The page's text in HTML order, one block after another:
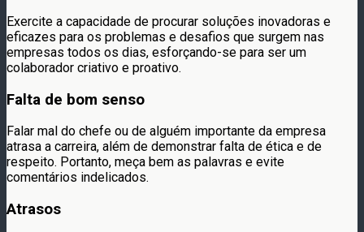
Exercite a capacidade de procurar soluções inovadoras e
eficazes para os problemas e desafios que surgem nas
empresas todos os dias, esforçando-se para ser um
colaborador criativo e proativo.
Falta de bom senso
Falar mal do chefe ou de alguém importante da empresa
atrasa a carreira, além de demonstrar falta de ética e de
respeito. Portanto, meça bem as palavras e evite
comentários indelicados.
Atrasos